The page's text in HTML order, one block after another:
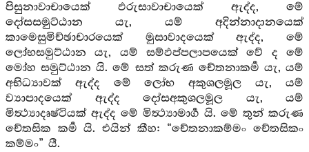
පිසුනාවාචායෙක් ඵරුසාවාචායෙක් ඇද්ද, මේ
දෝසසමුට්ඨාන යැ, යම් අදින්නාදානයෙක්
කාමෙසුමිච්ඡාචාරයෙක් මුසාවාදයෙක් ඇද්ද, මේ
ලෝභසමුට්ඨාන යැ, යම් සම්ඵප්පලාපයෙක් වේ ද මේ
මෝහ සමුට්ඨාන යි. මේ සත් කරුණ චේතනාකර්‍ම යැ, යම්
අභිධ්‍යාවක් ඇද්ද මේ ලෝභ අකුශලමූල යැ, යම්
ව්‍යාපාදයෙක් ඇද්ද දෝසඅකුශලමූල යැ, යම්
මිත්‍ථ්‍යාදෘෂ්ටියක් ඇද්ද මේ මිත්‍ථ්‍යාමාර්‍ග යි. මේ තුන් කරුණ
චේතසික කර්‍ම යි. එයින් කීහ: “චේතනාකම්මං චේතසිකං
කම්මං” යී.